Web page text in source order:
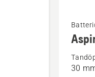
mer
om30